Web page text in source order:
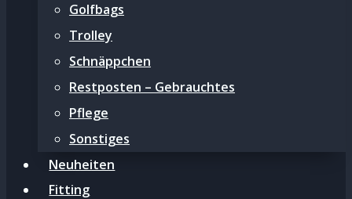
Golfbags
Trolley
Schnäppchen
Restposten – Gebrauchtes
Pflege
Sonstiges
Neuheiten
Fitting